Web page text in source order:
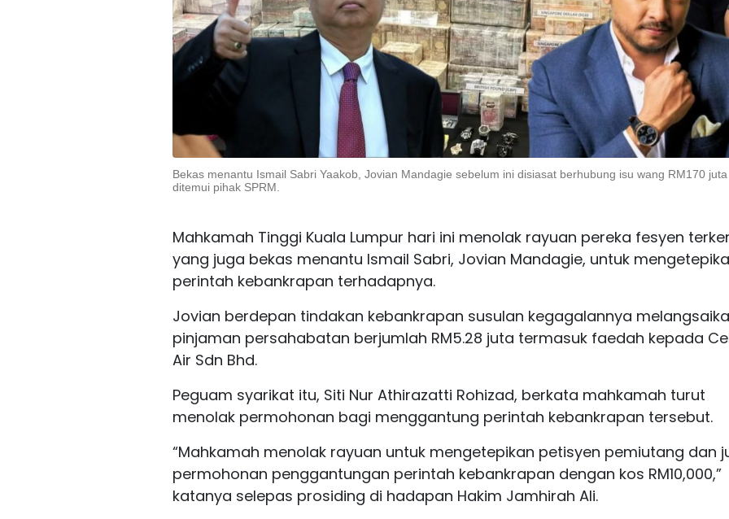
Bekas menantu Ismail Sabri Yaakob, Jovian Mandagie sebelum ini disiasat berhubung isu wang RM170
ditemui pihak SPRM.
Mahkamah Tinggi Kuala Lumpur hari ini menolak rayuan pereka fesyen
yang juga bekas menantu Ismail Sabri, Jovian Mandagie, untuk
perintah kebankrapan terhadapnya.
Jovian berdepan tindakan kebankrapan susulan kegagalannya
pinjaman persahabatan berjumlah RM5.28 juta termasuk faedah kepada
Air Sdn Bhd.
Peguam syarikat itu, Siti Nur Athirazatti Rohizad, berkata mahkamah turut
menolak permohonan bagi menggantung perintah kebankrapan tersebut.
“Mahkamah menolak rayuan untuk mengetepikan petisyen pemiutang dan
permohonan penggantungan perintah kebankrapan dengan kos RM10,000,”
katanya selepas prosiding di hadapan Hakim Jamhirah Ali.